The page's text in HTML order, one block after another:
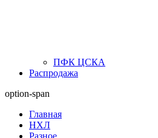
ПФК ЦСКА
Распродажа
option-span
Главная
НХЛ
Разное